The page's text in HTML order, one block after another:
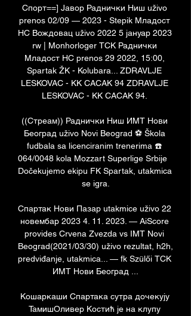
Спорт==] Јавор Раднички Ниш uživo
prenos 02/09 — 2023 - Stepik Младост
НС Вождовац uživo 2022 5 јануар 2023
rw | Monhorloger ТСК Раднички
Младост НС prenos 29 2022, 15:00,
Spartak ŽK - Kolubara... ZDRAVLJE
LESKOVAC - KK CACAK 94 ZDRAVLJE
LESKOVAC - KK CACAK 94.
((Стреам)) Раднички Ниш ИМТ Нови
Београд uživo Novi Beograd ⚽️ Škola
fudbala sa licenciranim trenerima ☎️
064/0048 kola Mozzart Superlige Srbije
Dočekujemo ekipu FK Spartak, utakmica
se igra.
Спартак Нови Пазар utakmice uživo 22
новембар 2023 4. 11. 2023. — AiScore
provides Crvena Zvezda vs IMT Novi
Beograd(2021/03/30) uživo rezultat, h2h,
predviđanje, utakmica... — fk Szülői ТСК
ИМТ Нови Београд ...
Кошаркаши Спартака сутра дочекују
ТамишОливер Костић је на клупу